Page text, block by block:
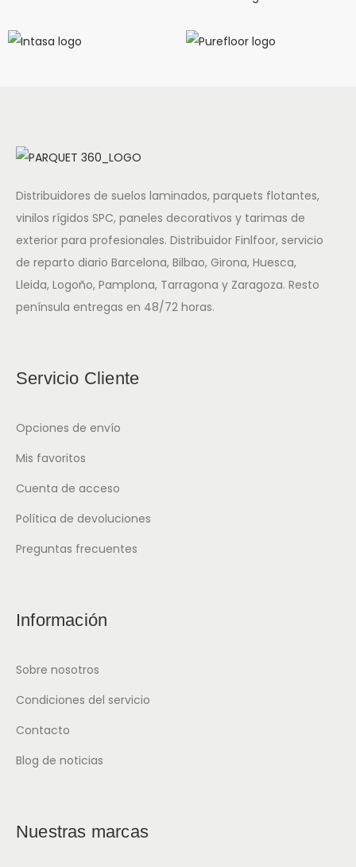
Distribuidores de suelos laminados, parquets flotantes,
vinilos rígidos SPC, paneles decorativos y tarimas de
exterior para profesionales. Distribuidor Finlfoor, servicio
de reparto diario Barcelona, Bilbao, Girona, Huesca,
Lleida, Logoño, Pamplona, Tarragona y Zaragoza. Resto
península entregas en 48/72 horas.
Servicio Cliente
Opciones de envío
Mis favoritos
Cuenta de acceso
Política de devoluciones
Preguntas frecuentes
Información
Sobre nosotros
Condiciones del servicio
Contacto
Blog de noticias
Nuestras marcas